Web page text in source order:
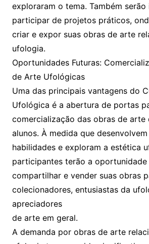
exploraram o tema. Também
participar de projetos práticos,
criar e expor suas obras de arte
ufologia.
Oportunidades Futuras:
de Arte Ufológicas
Uma das principais vantagens do
Ufológica é a abertura de portas
comercialização das obras de arte
alunos. À medida que desenvolvem
habilidades e exploram a estética
participantes terão a oportunidade
compartilhar e vender suas obras
colecionadores, entusiastas da
apreciadores
de arte em geral.
A demanda por obras de arte